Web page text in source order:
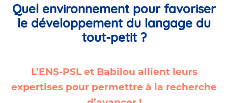
Quel environnement pour favoriser
le développement du langage du
tout-petit ?
L’ENS-PSL et Babilou allient leurs
expertises pour permettre à la recherche